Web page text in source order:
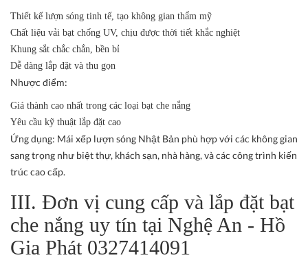
Thiết kế lượn sóng tinh tế, tạo không gian thẩm mỹ
Chất liệu vải bạt chống UV, chịu được thời tiết khắc nghiệt
Khung sắt chắc chắn, bền bỉ
Dễ dàng lắp đặt và thu gọn
Nhược điểm:
Giá thành cao nhất trong các loại bạt che nắng
Yêu cầu kỹ thuật lắp đặt cao
Ứng dụng: Mái xếp lượn sóng Nhật Bản phù hợp với các không gian
sang trọng như biệt thự, khách sạn, nhà hàng, và các công trình kiến
trúc cao cấp.
III. Đơn vị cung cấp và lắp đặt bạt
che nắng uy tín tại Nghệ An - Hồ
Gia Phát 0327414091